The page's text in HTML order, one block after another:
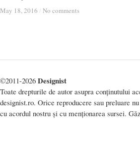
May 18, 2016 / No comments
May 18, 2016 / No comments
©2011-2026 Designist
Toate drepturile de autor asupra conținutului
designist.ro. Orice reproducere sau preluare
cu acordul nostru și cu menționarea sursei.